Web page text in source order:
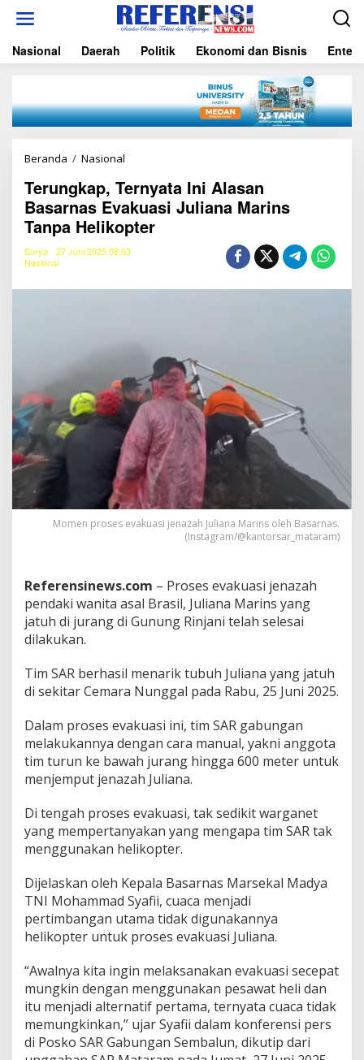
t
Nasional Daerah Politik Ekonomi dan Bisnis
Beranda / Nasional
r
u
n
g
k
,
a
t
n
A
l
a
s
a
s
r
n
E
a
u
a
s
J
l
i
a
a
M
a
r
i
s
T
a
n
p
H
Terungkap, Ternyata Ini Alasan
Basarnas Evakuasi Juliana Marins
Tanpa Helikopter
Surya
27 Juni 2025 08:03
Nasional
Momen proses evakuasi jenazah Juliana Marins oleh Basarnas.
(Instagram/@kantorsar_mataram)
Referensinews.com – Proses evakuasi jenazah
pendaki wanita asal Brasil, Juliana Marins yang
jatuh di jurang di Gunung Rinjani telah selesai
dilakukan.
Tim SAR berhasil menarik tubuh Juliana yang jatuh
di sekitar Cemara Nunggal pada Rabu, 25 Juni 2025.
Dalam proses evakuasi ini, tim SAR gabungan
melakukannya dengan cara manual, yakni anggota
tim turun ke bawah jurang hingga 600 meter untuk
menjemput jenazah Juliana.
Di tengah proses evakuasi, tak sedikit warganet
yang mempertanyakan yang mengapa tim SAR tak
menggunakan helikopter.
Dijelaskan oleh Kepala Basarnas Marsekal Madya
TNI Mohammad Syafii, cuaca menjadi
pertimbangan utama tidak digunakannya
helikopter untuk proses evakuasi Juliana.
“Awalnya kita ingin melaksanakan evakuasi secepat
mungkin dengan menggunakan pesawat heli dan
itu menjadi alternatif pertama, ternyata cuaca tidak
memungkinkan,” ujar Syafii dalam konferensi pers
di Posko SAR Gabungan Sembalun, dikutip dari